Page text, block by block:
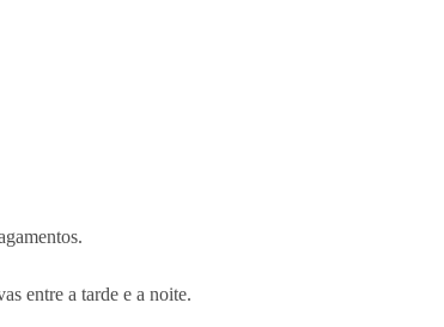
entre a tarde e a noite.